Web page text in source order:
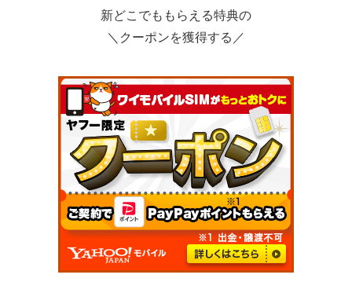
新どこでももらえる特典の
＼クーポンを獲得する／